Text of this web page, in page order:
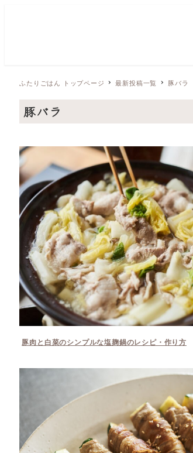
ふたりごはん トップページ 最新投稿一覧 豚バラ
豚バラ
豚肉と白菜のシンプルな塩麹鍋のレシピ・作り方